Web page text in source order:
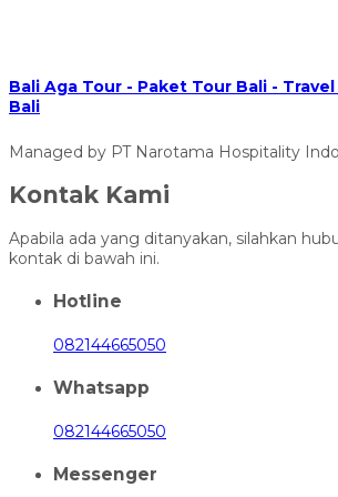
Bali Aga Tour - Paket Tour Bali -
Bali
Managed by PT Narotama Hospitality
Kontak Kami
Apabila ada yang ditanyakan, silahkan
kontak di bawah ini.
Hotline
082144665050
Whatsapp
082144665050
Messenger